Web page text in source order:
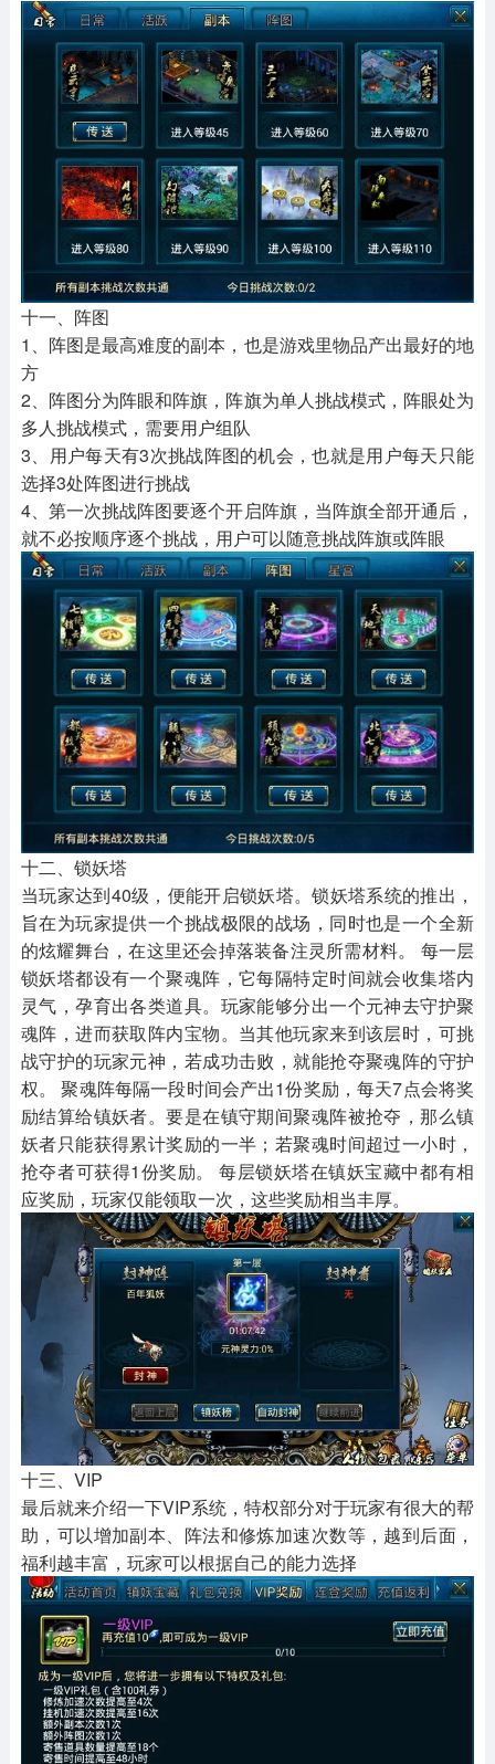
十一、阵图
1、阵图是最高难度的副本，也是游戏里物品产出最好的地
方
2、阵图分为阵眼和阵旗，阵旗为单人挑战模式，阵眼处为
多人挑战模式，需要用户组队
3、用户每天有3次挑战阵图的机会，也就是用户每天只能
选择3处阵图进行挑战
4、第一次挑战阵图要逐个开启阵旗，当阵旗全部开通后，
就不必按顺序逐个挑战，用户可以随意挑战阵旗或阵眼
十二、锁妖塔
当玩家达到40级，便能开启锁妖塔。锁妖塔系统的推出，
旨在为玩家提供一个挑战极限的战场，同时也是一个全新
的炫耀舞台，在这里还会掉落装备注灵所需材料。 每一层
锁妖塔都设有一个聚魂阵，它每隔特定时间就会收集塔内
灵气，孕育出各类道具。玩家能够分出一个元神去守护聚
魂阵，进而获取阵内宝物。当其他玩家来到该层时，可挑
战守护的玩家元神，若成功击败，就能抢夺聚魂阵的守护
权。 聚魂阵每隔一段时间会产出1份奖励，每天7点会将奖
励结算给镇妖者。要是在镇守期间聚魂阵被抢夺，那么镇
妖者只能获得累计奖励的一半；若聚魂时间超过一小时，
抢夺者可获得1份奖励。 每层锁妖塔在镇妖宝藏中都有相
应奖励，玩家仅能领取一次，这些奖励相当丰厚。
十三、VIP
最后就来介绍一下VIP系统，特权部分对于玩家有很大的帮
助，可以增加副本、阵法和修炼加速次数等，越到后面，
福利越丰富，玩家可以根据自己的能力选择